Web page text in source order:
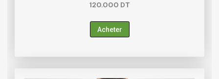
120.000 DT
Acheter